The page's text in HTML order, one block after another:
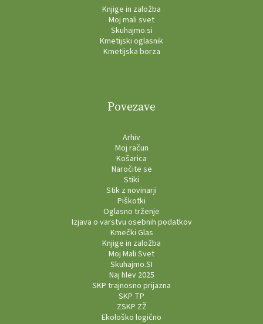
Knjige in založba
Moj mali svet
Skuhajmo.si
Kmetijski oglasnik
Kmetijska borza
Povezave
Arhiv
Moj račun
Košarica
Naročite se
Stiki
Stik z novinarji
Piškotki
Oglasno trženje
Izjava o varstvu osebnih podatkov
Kmečki Glas
Knjige in založba
Moj Mali Svet
Skuhajmo.SI
Naj hlev 2025
SKP trajnosno prijazna
SKP TP
ZSKP ZŽ
Ekološko logično